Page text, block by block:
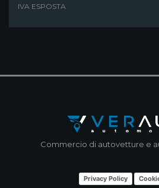
IVA ESPOSTA
Commercio di autovetture e
Privacy Policy